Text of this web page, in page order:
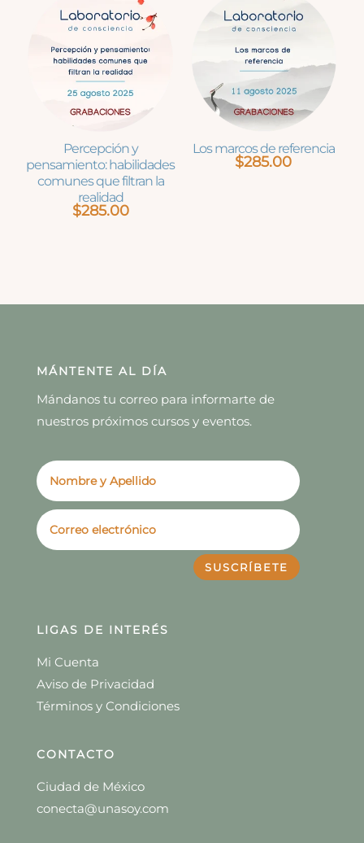
Percepción y
pensamiento: habilidades
comunes que filtran la
realidad
$285.00
Los marcos de referencia
$285.00
MÁNTENTE AL DÍA
Mándanos tu correo para informarte de
nuestros próximos cursos y eventos.
SUSCRÍBETE
LIGAS DE INTERÉS
Mi Cuenta
Aviso de Privacidad
Términos y Condiciones
CONTACTO
Ciudad de México
conecta@unasoy.com